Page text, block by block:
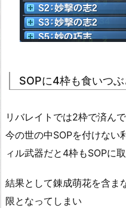
SOPに4枠も食いつぶ
リバレイトでは2枠で済ん
今の世の中SOPを付けない
ィル武器だと4枠もSOPに
結果として錬成萌花を含ま
限となってしまい